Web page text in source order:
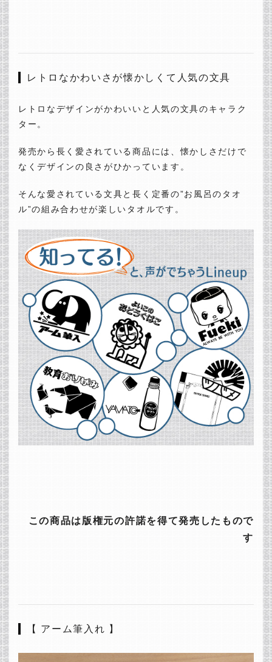
レトロなかわいさが懐かしくて人気の文具
レトロなデザインがかわいいと人気の文具のキャラク
ター。
発売から長く愛されている商品には、懐かしさだけで
なくデザインの良さがひかっています。
そんな愛されている文具と長く定番の”お風呂のタオ
ル”の組み合わせが楽しいタオルです。
この商品は版権元の許諾を得て発売したもので
す
【 アーム筆入れ 】